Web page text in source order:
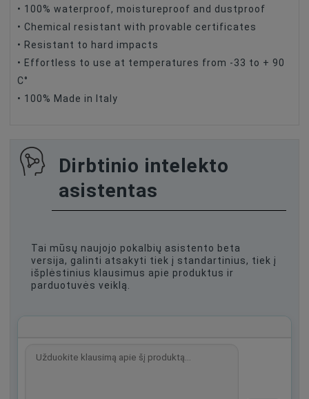
• 100% waterproof, moistureproof and dustproof
• Chemical resistant with provable certificates
• Resistant to hard impacts
• Effortless to use at temperatures from -33 to + 90
C°
• 100% Made in Italy
Dirbtinio intelekto
asistentas
Tai mūsų naujojo pokalbių asistento beta
versija, galinti atsakyti tiek į standartinius, tiek į
išplėstinius klausimus apie produktus ir
parduotuvės veiklą.